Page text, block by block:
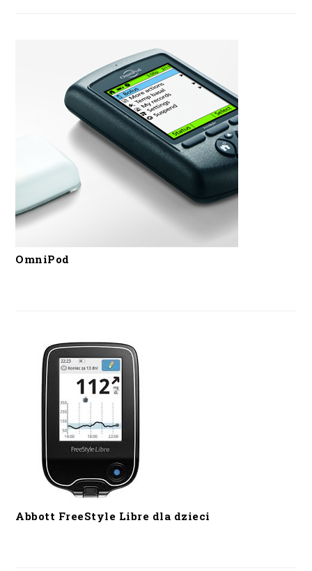
OmniPod
Abbott FreeStyle Libre dla dzieci